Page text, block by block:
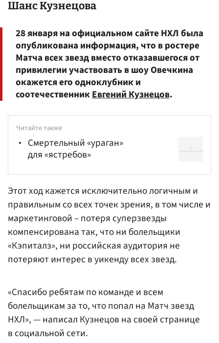
Шанс Кузнецова
28 января на официальном сайте НХЛ была
опубликована информация, что в ростере
Матча всех звезд вместо отказавшегося от
привилегии участвовать в шоу Овечкина
окажется его одноклубник и
соотечественникЕвгений Кузнецов.
Читайте также
Смертельный «ураган»
для «ястребов»
Этот ход кажется исключительно логичным и
правильным со всех точек зрения, в том числе и
маркетинговой – потеря суперзвезды
компенсирована так, что ни болельщики
«Кэпиталз», ни российская аудитория не
потеряют интерес в уикенду всех звезд.
«Спасибо ребятам по команде и всем
болельщикам за то, что попал на Матч звезд
НХЛ», — написал Кузнецов на своей странице
в социальной сети.